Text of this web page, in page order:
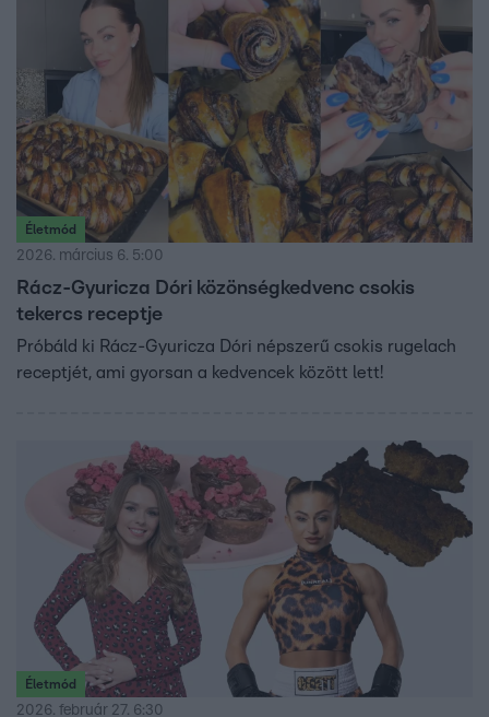
Életmód
2026. március 6. 5:00
Rácz-Gyuricza Dóri közönségkedvenc csokis
tekercs receptje
Próbáld ki Rácz-Gyuricza Dóri népszerű csokis rugelach
receptjét, ami gyorsan a kedvencek között lett!
Életmód
2026. február 27. 6:30